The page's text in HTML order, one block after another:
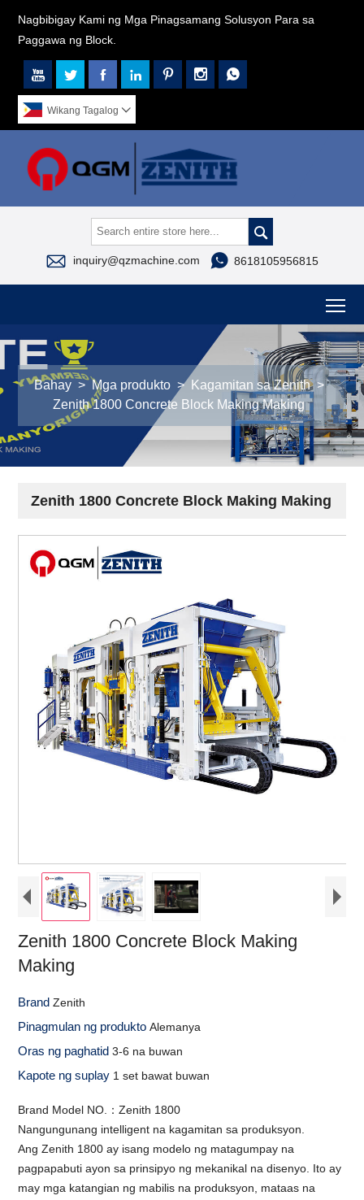
Nagbibigay Kami ng Mga Pinagsamang Solusyon Para sa
Paggawa ng Block.
      
Wikang Tagalog 

 inquiry@qzmachine.com  8618105956815
Bahay > Mga produkto > Kagamitan sa Zenith >
Zenith 1800 Concrete Block Making Making
Zenith 1800 Concrete Block Making Making
Zenith 1800 Concrete Block Making
Making
BrandZenith
Pinagmulan ng produktoAlemanya
Oras ng paghatid3-6 na buwan
Kapote ng suplay 1 set bawat buwan
Brand Model NO.：Zenith 1800
Nangungunang intelligent na kagamitan sa produksyon.
Ang Zenith 1800 ay isang modelo ng matagumpay na
pagpapabuti ayon sa prinsipyo ng mekanikal na disenyo. Ito ay
may mga katangian ng mabilis na produksyon, mataas na